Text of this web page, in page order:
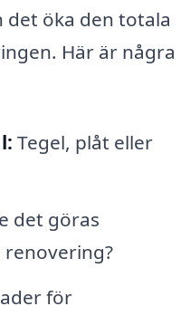
öka den totala
Här är några
Tegel, plåt eller
det göras
för